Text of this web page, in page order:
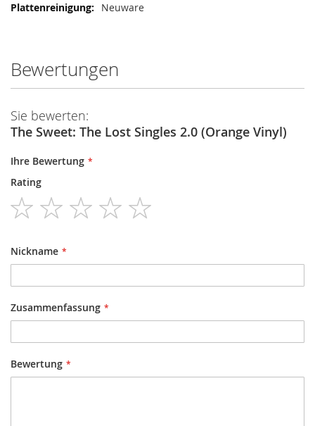
Neuware
Bewertungen
Sie bewerten:
The Sweet: The Lost Singles 2.0 (Orange Vinyl)
Ihre Bewertung
Rating
1
star
2
stars
3
stars
4
stars
Nickname
Zusammenfassung
Bewertung